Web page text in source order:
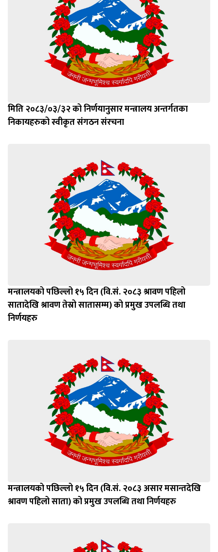
मिति २०८३/०३/३२ को निर्णयानुसार मन्त्रालय अन्तर्गतका
निकायहरुको स्वीकृत संगठन संरचना
मन्त्रालयको पछिल्लो १५ दिन (वि.सं. २०८३ श्रावण पहिलो
सातादेखि श्रावण तेस्रो सातासम्म) को प्रमुख उपलब्धि तथा
निर्णयहरु
मन्त्रालयको पछिल्लो १५ दिन (वि.सं. २०८३ असार मसान्तदेखि
श्रावण पहिलो साता) को प्रमुख उपलब्धि तथा निर्णयहरु